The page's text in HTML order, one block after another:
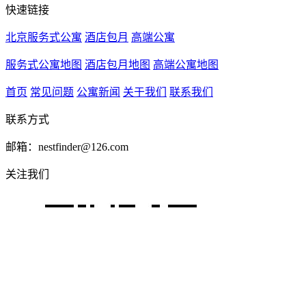
快速链接
北京服务式公寓 酒店包月 高端公寓
服务式公寓地图 酒店包月地图 高端公寓地图
首页 常见问题 公寓新闻 关于我们 联系我们
联系方式
邮箱：nestfinder@126.com
关注我们